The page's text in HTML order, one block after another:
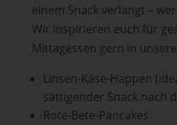
einem Snack verlangt –
Wir inspirieren euch für
Mittagessen gern in
Linsen-Käse-Happen
sättigender Snack nach
Rote-Bete-Pancakes